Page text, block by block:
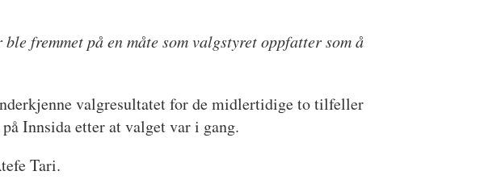
fremmet på en måte som valgstyret oppfatter som å
valgresultatet for de midlertidige to tilfeller
Innsida etter at valget var i gang.
Tari.